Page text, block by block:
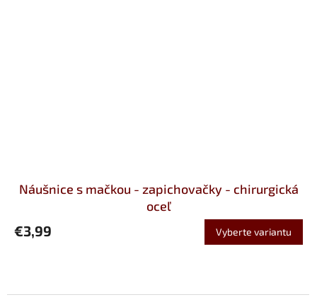
Náušnice s mačkou - zapichovačky - chirurgická
oceľ
€3,99 Vyberte variantu